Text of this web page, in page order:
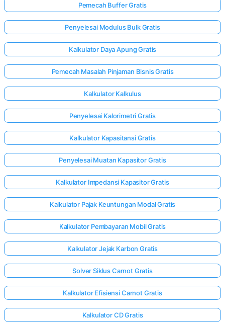
Pemecah Buffer Gratis
Penyelesai Modulus Bulk Gratis
Kalkulator Daya Apung Gratis
Pemecah Masalah Pinjaman Bisnis Gratis
Kalkulator Kalkulus
Penyelesai Kalorimetri Gratis
Kalkulator Kapasitansi Gratis
Penyelesai Muatan Kapasitor Gratis
Kalkulator Impedansi Kapasitor Gratis
Kalkulator Pajak Keuntungan Modal Gratis
Kalkulator Pembayaran Mobil Gratis
Kalkulator Jejak Karbon Gratis
Solver Siklus Carnot Gratis
Kalkulator Efisiensi Carnot Gratis
Kalkulator CD Gratis